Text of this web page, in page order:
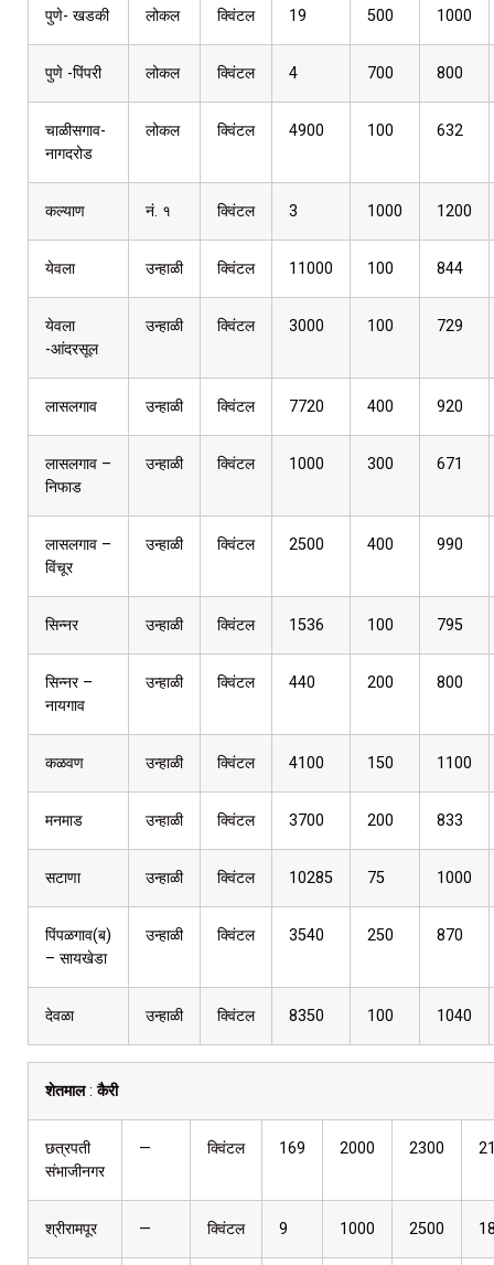
पुणे- खडकी लोकल क्विंटल 19 500 1000
पुणे -पिंपरी लोकल क्विंटल 4 700 800
चाळीसगाव-
नागदरोड
लोकल क्विंटल 4900 100 632
कल्याण नं. १ क्विंटल 3 1000 1200
येवला उन्हाळी क्विंटल 11000 100 844
येवला
-आंदरसूल
उन्हाळी क्विंटल 3000 100 729
लासलगाव उन्हाळी क्विंटल 7720 400 920
लासलगाव –
निफाड
उन्हाळी क्विंटल 1000 300 671
लासलगाव –
विंचूर
उन्हाळी क्विंटल 2500 400 990
सिन्नर उन्हाळी क्विंटल 1536 100 795
सिन्नर –
नायगाव
उन्हाळी क्विंटल 440 200 800
कळवण उन्हाळी क्विंटल 4100 150 1100
मनमाड उन्हाळी क्विंटल 3700 200 833
सटाणा उन्हाळी क्विंटल 10285 75 1000
पिंपळगाव(ब)
– सायखेडा
उन्हाळी क्विंटल 3540 250 870
देवळा उन्हाळी क्विंटल 8350 100 1040
शेतमाल:कैरी
छत्रपती
संभाजीनगर
— क्विंटल 169 2000 2300
श्रीरामपूर — क्विंटल 9 1000 2500